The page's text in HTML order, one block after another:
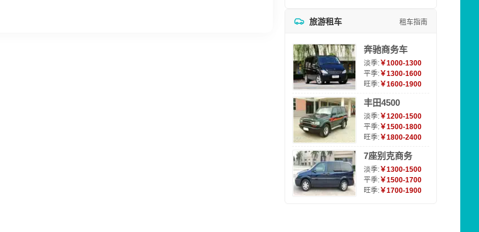
旅游租车 租车指南
奔驰商务车
淡季:￥1000-1300
平季:￥1300-1600
旺季:￥1600-1900
丰田4500
淡季:￥1200-1500
平季:￥1500-1800
旺季:￥1800-2400
7座别克商务
淡季:￥1300-1500
平季:￥1500-1700
旺季:￥1700-1900